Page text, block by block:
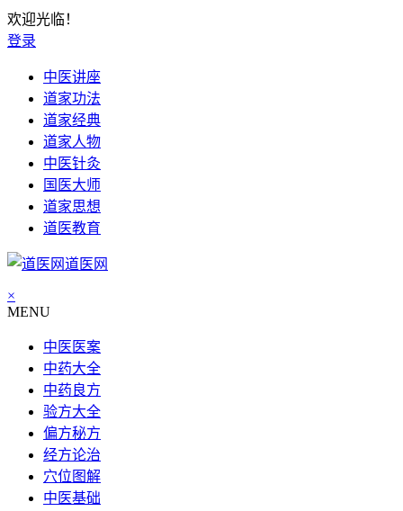
欢迎光临！
登录
中医讲座
道家功法
道家经典
道家人物
中医针灸
国医大师
道家思想
道医教育
道医网
×
MENU
中医医案
中药大全
中药良方
验方大全
偏方秘方
经方论治
穴位图解
中医基础